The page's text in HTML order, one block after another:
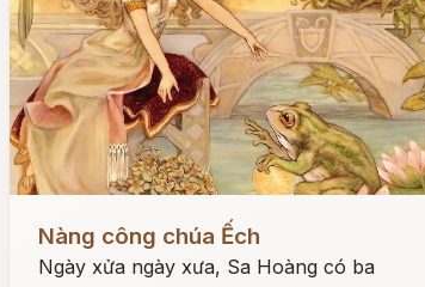
Nàng công chúa Ếch
Ngày xửa ngày xưa, Sa Hoàng có ba